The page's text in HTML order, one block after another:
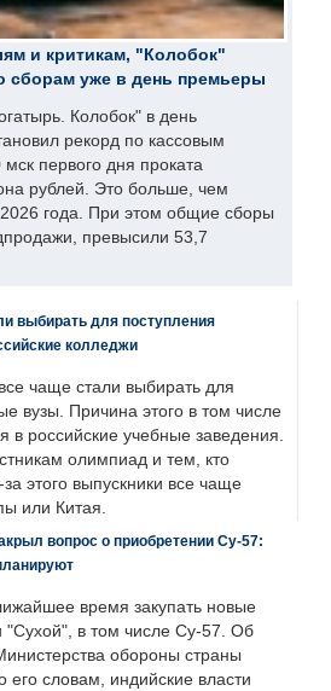
и критикам, "Колобок"
сборам уже в день премьеры
Колобок" в день
рекорд по кассовым
первого дня проката
рублей. Это больше, чем
года. При этом общие сборы
превысили 53,7
выбирать для поступления
колледжи
чаще стали выбирать для
вузы. Причина этого в том числе
в российские учебные заведения.
олимпиад и тем, кто
этого выпускники все чаще
или Китая.
вопрос о приобретении Су-57:
время закупать новые
"Сухой", в том числе Су-57. Об
обороны страны
словам, индийские власти